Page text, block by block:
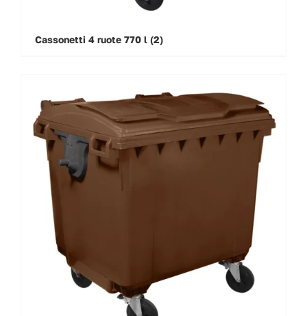
Cassonetti 4 ruote 770 l (2)